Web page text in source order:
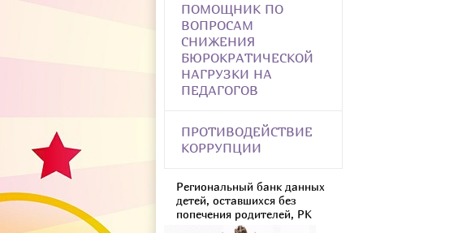
ПОМОЩНИК ПО
ВОПРОСАМ
СНИЖЕНИЯ
БЮРОКРАТИЧЕСКОЙ
НАГРУЗКИ НА
ПЕДАГОГОВ
ПРОТИВОДЕЙСТВИЕ
КОРРУПЦИИ
Региональный банк данных
детей, оставшихся без
попечения родителей, РК